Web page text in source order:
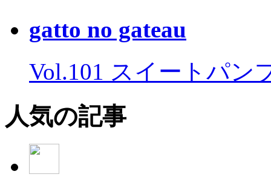
gatto no gateau
Vol.101 スイートパン
人気の記事